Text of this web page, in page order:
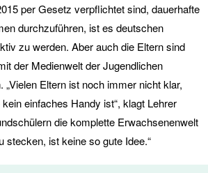
per Gesetz verpflichtet sind, dauerhafte
durchzuführen, ist es deutschen
zu werden. Aber auch die Eltern sind
der Medienwelt der Jugendlichen
Eltern ist noch immer nicht klar,
einfaches Handy ist“, klagt Lehrer
die komplette Erwachsenenwelt
stecken, ist keine so gute Idee.“